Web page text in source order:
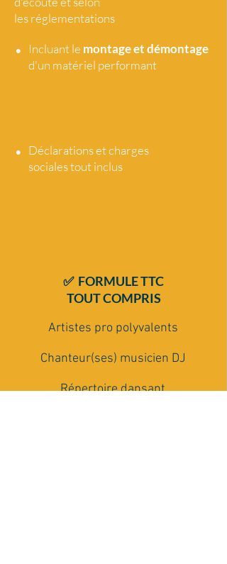
les réglementations
• Incluant le montage et démontage
d'un matériel performant
• Déclarations et charges
sociales toutinclus
✅ FORMULE TTC
TOUT COMPRIS
Artistes pro polyvalents
Chanteur(ses) musicien DJ
Répertoire dansant